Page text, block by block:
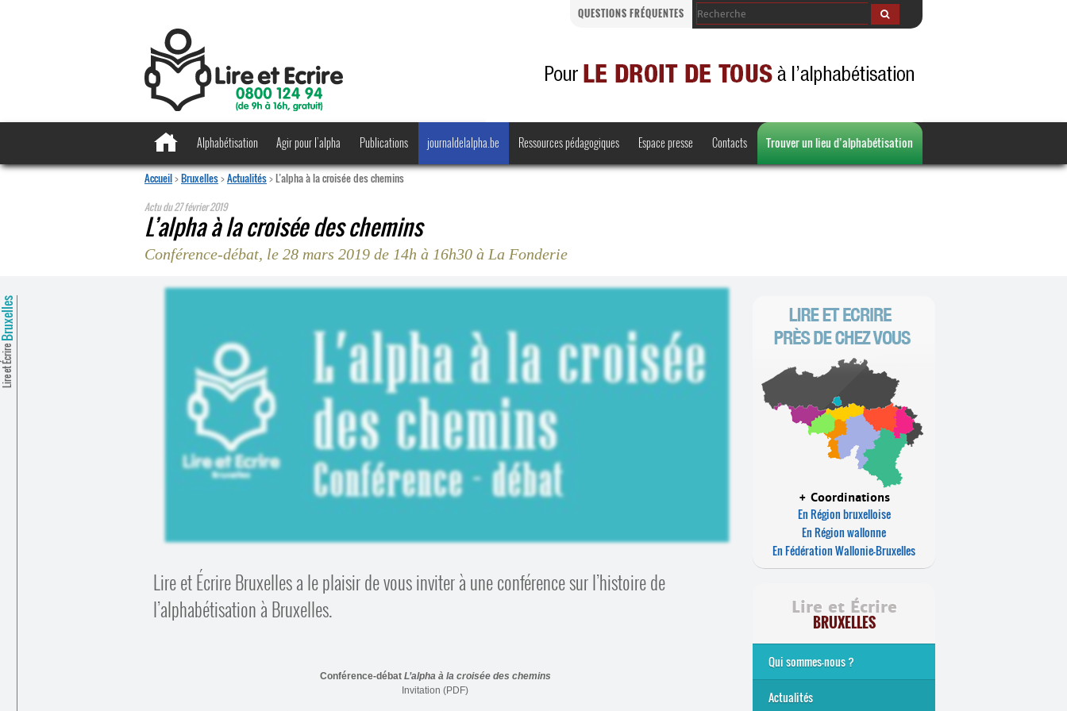
QUESTIONS FRÉQUENTES
Alphabétisation Agir pour l’alpha
Regards croisés
Publications journaldelalpha.be Ressources pédagogiques
Comprendre et parler
Bienvenue en Belgique
Espace presse Contacts Trouver un lieu d’alphabétisation
Accueil>Bruxelles>Actualités>L’alpha à la croisée des chemins
Actu du27 février 2019
L’alpha à la croisée des chemins
Conférence-débat, le 28 mars 2019 de 14h à 16h30 à La Fonderie
Lire et Écrire
Lire et Écrire Bruxelles a le plaisir de vous inviter à une conférence sur l’histoire de
l’alphabétisation à Bruxelles.
Conférence-débat L’alpha à la croisée des chemins
Invitation (PDF)
+ Coordinations
En Région bruxelloise
En Région wallonne
En Fédération Wallonie-Bruxelles
Lire et Écrire
BRUXELLES
Qui sommes-nous ?
Analphabétisme et illettrisme
L’alphabétisation populaire
Le mouvement Lire et Écrire
Nos missions
... Tous les articles
Actualités